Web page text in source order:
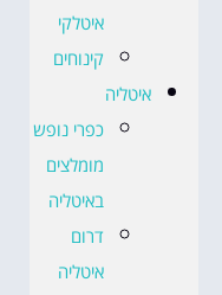
איטלקי
קינוחים
איטליה
כפרי נופש
מומלצים
באיטליה
דרום
איטליה